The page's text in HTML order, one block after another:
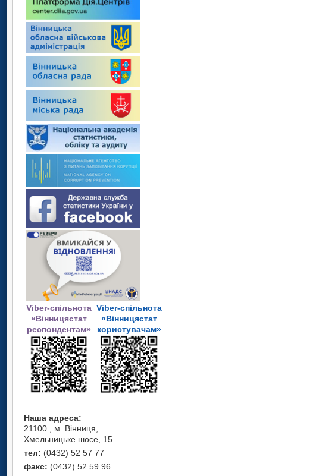
Viber-спільнота
«Вінницястат
респондентам»
Viber-спільнота
«Вінницястат
користувачам»
Наша адреса:
21100 , м. Вінниця,
Хмельницьке шосе, 15
тел: (0432) 52 57 77
факс: (0432) 52 59 96